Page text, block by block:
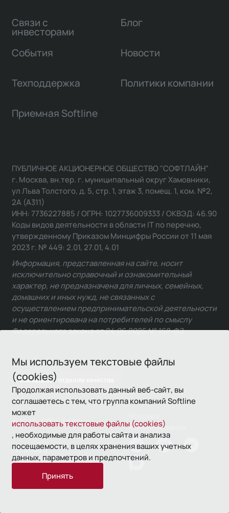
Мы используем текстовые файлы
(cookies)
Продолжая использовать данный веб-сайт, вы
соглашаетесь с тем, что группа компаний Softline
может
использовать текстовые файлы (cookies)
, необходимые для работы сайта и анализа
посещаемости, в целях хранения ваших учетных
данных, параметров и предпочтений.
Принять
Связи с
инвесторами
Блог
События Новости
Техподдержка Политики компании
Приемная Softline
Связаться с отделом качества
ПУБЛИЧНОЕ АКЦИОНЕРНОЕ ОБЩЕСТВО "СОФТЛАЙН"
г. Москва, вн.тер. г. муниципальный округ Хамовники,
ул Льва Толстого, д. 5, стр. 1, этаж 3, помещ. 1, ком. №2,
2А (А311)
ИНН: 7736227885 / ОГРН: 1027736009333 / ОКВЭД: 46.90
Коды видов деятельности в области IT по перечню,
утвержденному Приказом Минцифры России от 11 мая
2023 г. № 449: 2.01, 27.01, 4.01
Информация, представленная на сайте, носит
исключительно справочный и ознакомительный
характер, не предназначена для личных, семейных,
домашних и иных нужд, не связанных с
осуществлением предпринимательской деятельности
и не ориентирована на потребителей по смыслу
Федерального закона от 24.06.2025 № 168-ФЗ.
© 1993—2026 Softline
использования
Политика
конфиденциальности